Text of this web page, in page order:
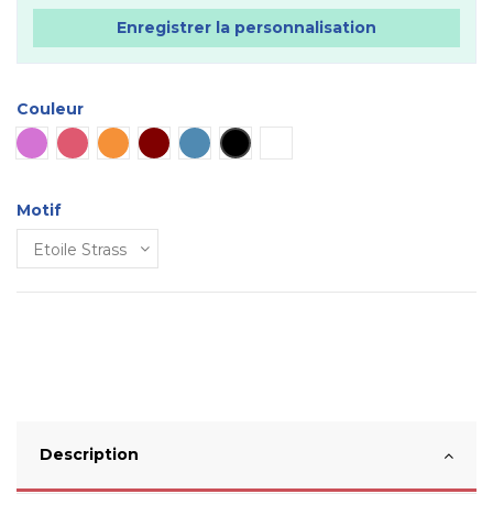
Enregistrer la personnalisation
Couleur
Mauve Rose vifOrangeMarron Bleue Noir
Motif
Description